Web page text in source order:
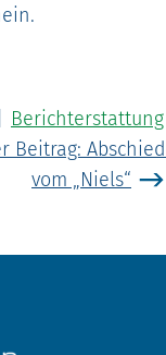
Berichterstattung
Beitrag: Abschied
vom „Niels“